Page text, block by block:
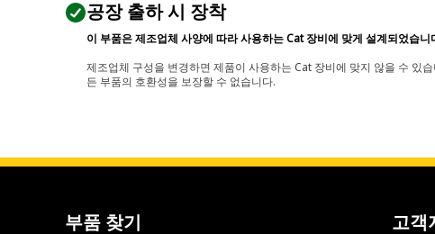
공장 출하 시 장착
이 부품은 제조업체 사양에 따라 사용하는 Cat 장비에 맞게 설계되었습니
제조업체 구성을 변경하면 제품이 사용하는 Cat 장비에 맞지 않을 수 있
든 부품의 호환성을 보장할 수 없습니다.
부품 찾기 고객